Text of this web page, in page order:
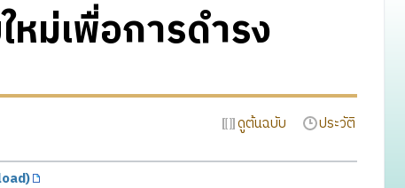
ม่เพื่อการดำรง
ดูต้นฉบับ ประวัติ